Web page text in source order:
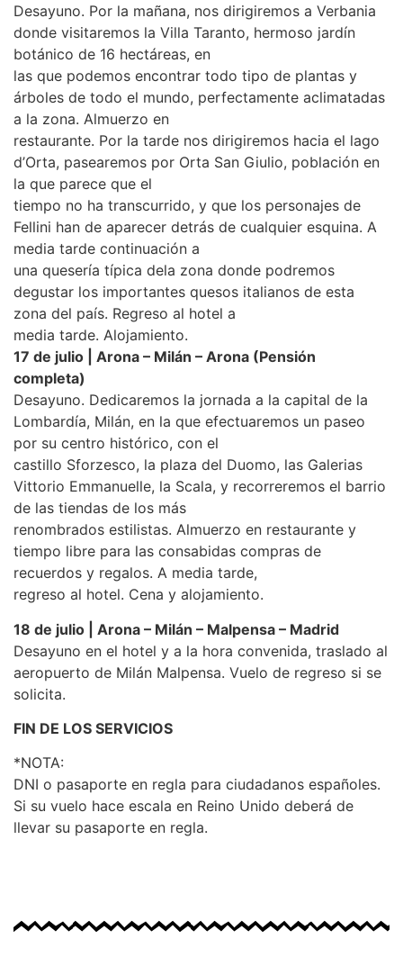
Desayuno. Por la mañana, nos dirigiremos a Verbania
donde visitaremos la Villa Taranto, hermoso jardín
botánico de 16 hectáreas, en
las que podemos encontrar todo tipo de plantas y
árboles de todo el mundo, perfectamente aclimatadas
a la zona. Almuerzo en
restaurante. Por la tarde nos dirigiremos hacia el lago
d’Orta, pasearemos por Orta San Giulio, población en
la que parece que el
tiempo no ha transcurrido, y que los personajes de
Fellini han de aparecer detrás de cualquier esquina. A
media tarde continuación a
una quesería típica dela zona donde podremos
degustar los importantes quesos italianos de esta
zona del país. Regreso al hotel a
media tarde. Alojamiento.
17 de julio | Arona – Milán – Arona (Pensión
completa)
Desayuno. Dedicaremos la jornada a la capital de la
Lombardía, Milán, en la que efectuaremos un paseo
por su centro histórico, con el
castillo Sforzesco, la plaza del Duomo, las Galerias
Vittorio Emmanuelle, la Scala, y recorreremos el barrio
de las tiendas de los más
renombrados estilistas. Almuerzo en restaurante y
tiempo libre para las consabidas compras de
recuerdos y regalos. A media tarde,
regreso al hotel. Cena y alojamiento.
18 de julio | Arona – Milán – Malpensa – Madrid
Desayuno en el hotel y a la hora convenida, traslado al
aeropuerto de Milán Malpensa. Vuelo de regreso si se
solicita.
FIN DE LOS SERVICIOS
*NOTA:
DNI o pasaporte en regla para ciudadanos españoles.
Si su vuelo hace escala en Reino Unido deberá de
llevar su pasaporte en regla.